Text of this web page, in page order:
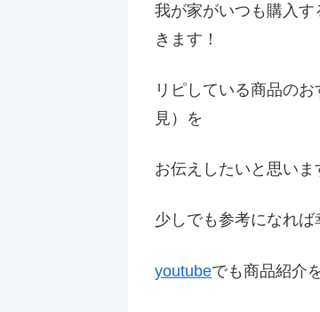
我が家がいつも購入
きます！
リピしている商品の
見）を
お伝えしたいと思いま
少しでも参考になれば
youtubeでも商品紹介